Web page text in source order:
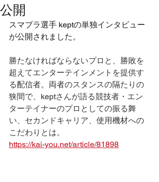
公開
スマブラ選手 keptの単独インタビュー
が公開されました。
勝たなければならないプロと、勝敗を
超えてエンターテインメントを提供す
る配信者。両者のスタンスの隔たりの
狭間で、keptさんが語る競技者・エン
ターテイナーのプロとしての振る舞
い、セカンドキャリア、使用機材への
こだわりとは。
https://kai-you.net/article/81898